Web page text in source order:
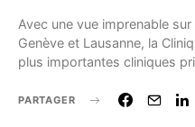
Avec une vue imprenable
Genève et Lausanne, la
plus importantes cliniques
PARTAGER